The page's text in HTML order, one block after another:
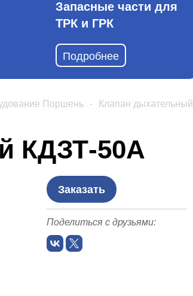
Запасные части для
ТРК и ГРК
Подробнее
Поршень - Клапан дыхательный
КДЗТ-50А
Заказать
Поделиться с друзьями: